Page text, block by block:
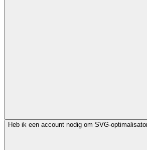
Heb ik een account nodig om SVG-